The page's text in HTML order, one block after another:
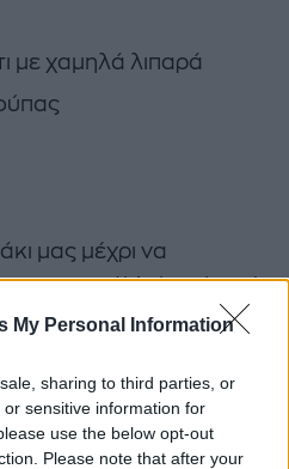
My Personal Information
sharing to third parties, or
sensitive information for
use the below opt-out
Please note that after your
με χαμηλά λιπαρά
μας μέχρι να
το smoothie bowl μας!
τώρα. Εγώ
κακάο και ένα πολύ
το dragon fruit ή
είναι pitaya! Ξέρω,